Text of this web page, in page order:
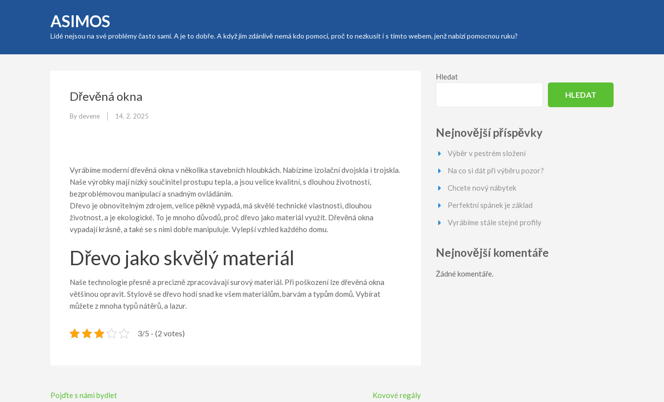
Enter)
ASIMOS
Lidé nejsou na své problémy často sami. A je to dobře. A když jim zdánlivě nemá kdo pomoci, proč to nezkusit i s tímto webem, jenž nabízí pomocnou ruku?
Dřevěná okna
By devene 14. 2. 2025
Vyrábíme moderní dřevěná okna v několika stavebních hloubkách. Nabízíme izolační dvojskla i trojskla.
Naše výrobky mají nízký součinitel prostupu tepla, a jsou velice kvalitní, s dlouhou životností,
bezproblémovou manipulací a snadným ovládáním.
Dřevo je obnovitelným zdrojem, velice pěkně vypadá, má skvělé technické vlastnosti, dlouhou
životnost, a je ekologické. To je mnoho důvodů, proč dřevo jako materiál využít. Dřevěná okna
vypadají krásně, a také se s nimi dobře manipuluje. Vylepší vzhled každého domu.
Dřevo jako skvělý materiál
Naše technologie přesně a precizně zpracovávají surový materiál. Při poškození lze dřevěná okna
většinou opravit. Stylově se dřevo hodí snad ke všem materiálům, barvám a typům domů. Vybírat
můžete z mnoha typů nátěrů, a lazur.
3/5 - (2 votes)
Navigace
Pojďte s námi bydlet Kovové regály
Hledat
HLEDAT
Nejnovější příspěvky
Výběr v pestrém složení
Na co si dát při výběru pozor?
Chcete nový nábytek
Perfektní spánek je základ
Vyrábíme stále stejné profily
Nejnovější komentáře
Žádné komentáře.